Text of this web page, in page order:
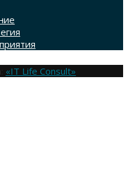
«IT Life Consult»